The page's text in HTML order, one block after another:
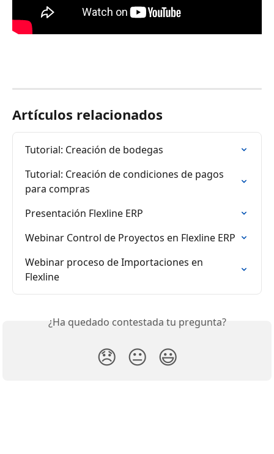
Artículos relacionados
Tutorial: Creación de bodegas
Tutorial: Creación de condiciones de pagos
para compras
Presentación Flexline ERP
Webinar Control de Proyectos en Flexline ERP
Webinar proceso de Importaciones en
Flexline
¿Ha quedado contestada tu pregunta?
😞 😐 😃